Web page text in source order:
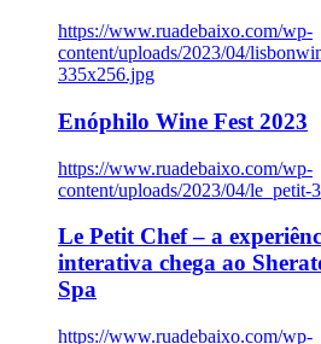
https://www.ruadebaixo.com/wp-
content/uploads/2023/04/
335x256.jpg
Enóphilo Wine Fest 2023
https://www.ruadebaixo.com/wp-
content/uploads/2023/04/le_petit-
Le Petit Chef – a
interativa chega ao
Spa
https://www.ruadebaixo.com/wp-